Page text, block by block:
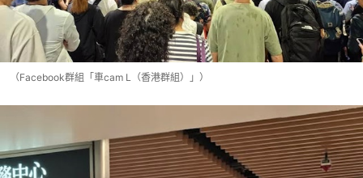
（Facebook群組「車cam L（香港群組）」）